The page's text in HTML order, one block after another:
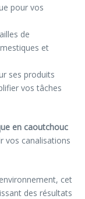
pour vos
de
et
ses produits
vos tâches
en caoutchouc
vos canalisations
cet
des résultats